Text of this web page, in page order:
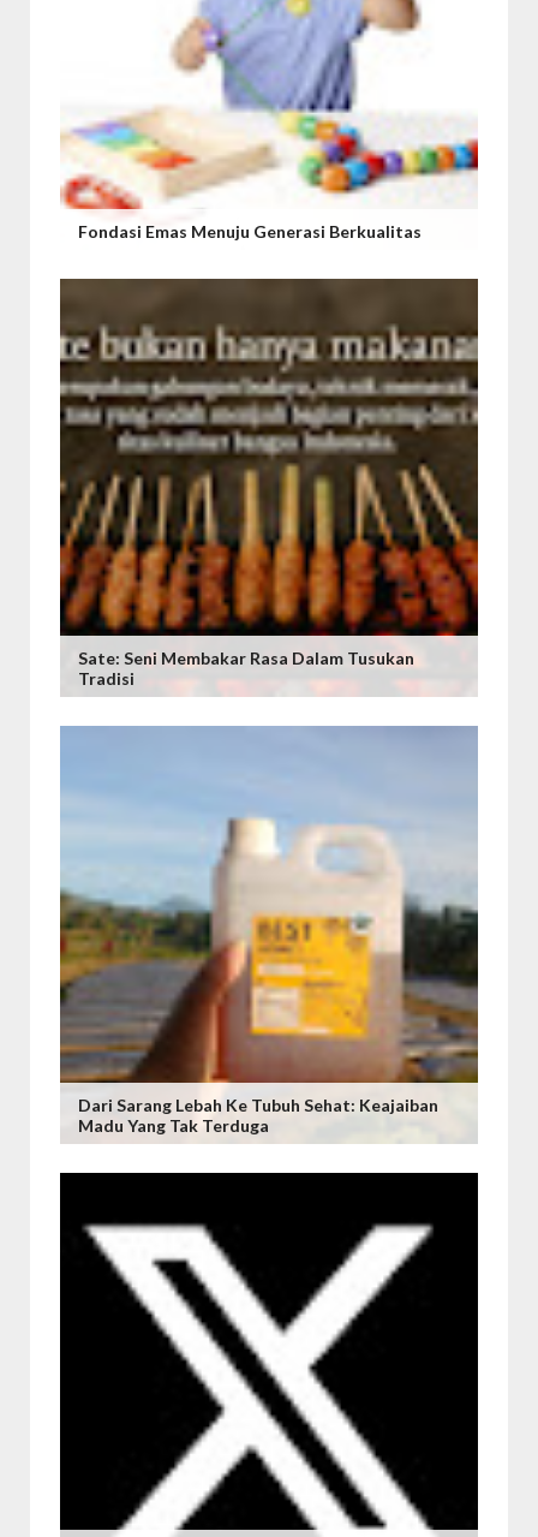
Fondasi Emas Menuju Generasi Berkualitas
Sate: Seni Membakar Rasa Dalam Tusukan
Tradisi
Dari Sarang Lebah Ke Tubuh Sehat: Keajaiban
Madu Yang Tak Terduga